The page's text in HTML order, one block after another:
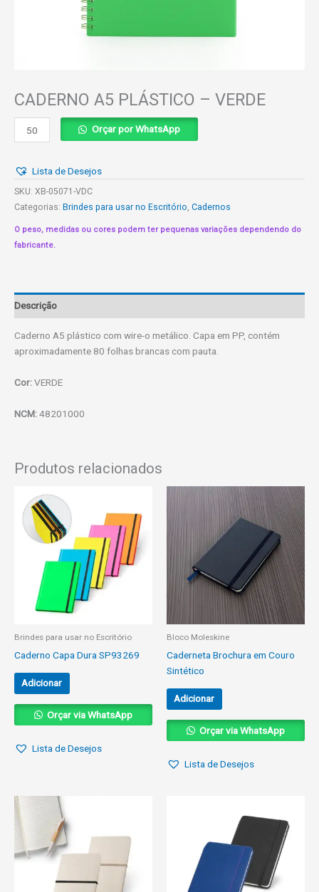
CADERNO A5 PLÁSTICO – VERDE
CADERNO
A5
-
VERDE
quantidade
Orçar por WhatsApp
Lista de Desejos
SKU: XB-05071-VDC
Categorias: Brindes para usar no Escritório, Cadernos
O peso, medidas ou cores podem ter pequenas variações dependendo do
fabricante.
Descrição
Caderno A5 plástico com wire-o metálico. Capa em PP, contém
aproximadamente 80 folhas brancas com pauta.
Cor:VERDE
NCM:48201000
Produtos relacionados
Brindes para usar no Escritório
Caderno Capa Dura SP93269
Adicionar
Orçar via WhatsApp
Lista de Desejos
Bloco Moleskine
Caderneta Brochura em Couro
Sintético
Adicionar
Orçar via WhatsApp
Lista de Desejos